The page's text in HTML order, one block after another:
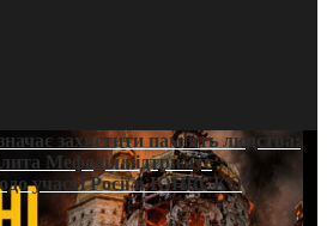
захистити пам’ять людства:
Мефодія підтримує
участі Росії в ЮНЕСКО